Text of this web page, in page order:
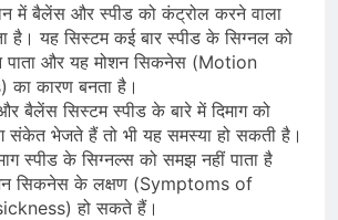
में बैलेंस और स्पीड को कंट्रोल करने वाला
है। यह सिस्टम कई बार स्पीड के सिग्नल को
पाता और यह मोशन सिकनेस (Motion
का कारण बनता है।
बैलेंस सिस्टम स्पीड के बारे में दिमाग को
भेजते हैं तो भी यह समस्या हो सकती है।
स्पीड के सिग्नल्स को समझ नहीं पाता है
सिकनेस के लक्षण (Symptoms of
हो सकते हैं।